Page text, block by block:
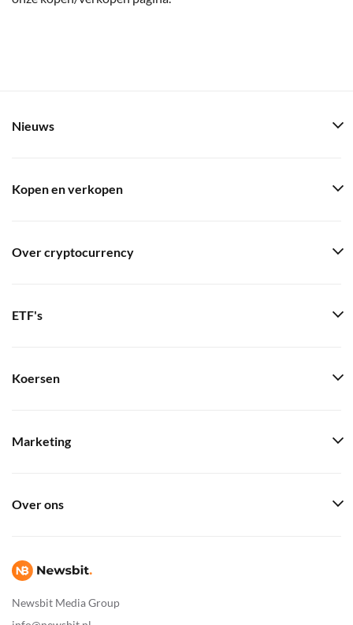
Newsbit Media Group
Nieuws
Kopen en verkopen
Over cryptocurrency
ETF's
Koersen
Marketing
Over ons